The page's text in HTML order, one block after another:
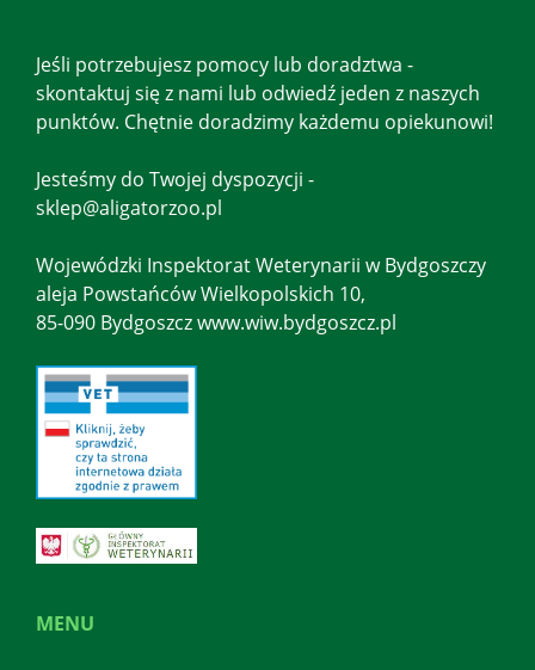
MENU
Jeśli potrzebujesz pomocy lub doradztwa -
skontaktuj się z nami lub odwiedź jeden z naszych
punktów. Chętnie doradzimy każdemu opiekunowi!
Jesteśmy do Twojej dyspozycji -
sklep@aligatorzoo.pl
Wojewódzki Inspektorat Weterynarii w Bydgoszczy
aleja Powstańców Wielkopolskich 10,
85-090 Bydgoszcz www.wiw.bydgoszcz.pl